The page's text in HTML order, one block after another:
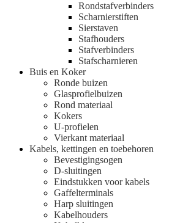
Rondstafverbinders
Scharnierstiften
Sierstaven
Stafhouders
Stafverbinders
Stafscharnieren
Buis en Koker
Ronde buizen
Glasprofielbuizen
Rond materiaal
Kokers
U-profielen
Vierkant materiaal
Kabels, kettingen en toebehoren
Bevestigingsogen
D-sluitingen
Eindstukken voor kabels
Gaffelterminals
Harp sluitingen
Kabelhouders